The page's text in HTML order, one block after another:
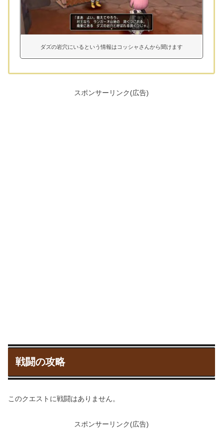
ダズの岩穴にいるという情報はコッシャさんから聞けます
スポンサーリンク(広告)
戦闘の攻略
このクエストに戦闘はありません。
スポンサーリンク(広告)